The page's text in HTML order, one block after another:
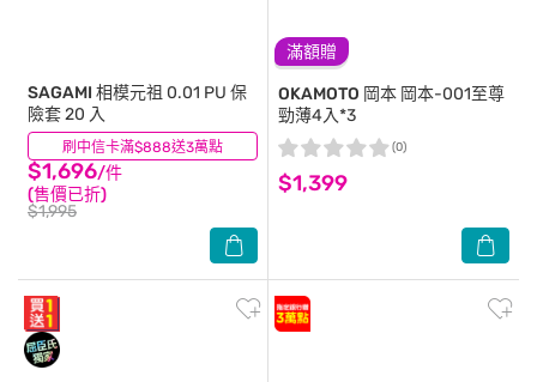
刷中信卡滿$888送3萬點
SAGAMI 相模元祖 0.01 PU 保
險套 20 入
$1,696/件
(售價已折)
$1,995
(58)
滿額贈
OKAMOTO 岡本 岡本-001至尊
勁薄4入*3
$1,399
(0)